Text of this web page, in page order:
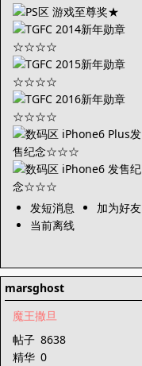
发短消息
加为好友
当前离线
marsghost
魔王撒旦
帖子 8638
精华 0